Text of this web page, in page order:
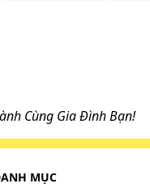
liều nicotinamid.
đặc hiệu. Sử
Cùng Gia Đình Bạn!
MỤC